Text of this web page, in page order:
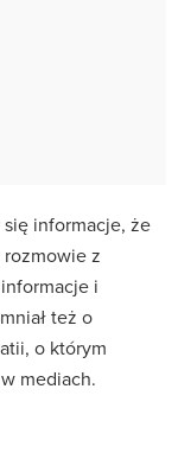
się informacje, że
z
i
też o
o którym
mediach.